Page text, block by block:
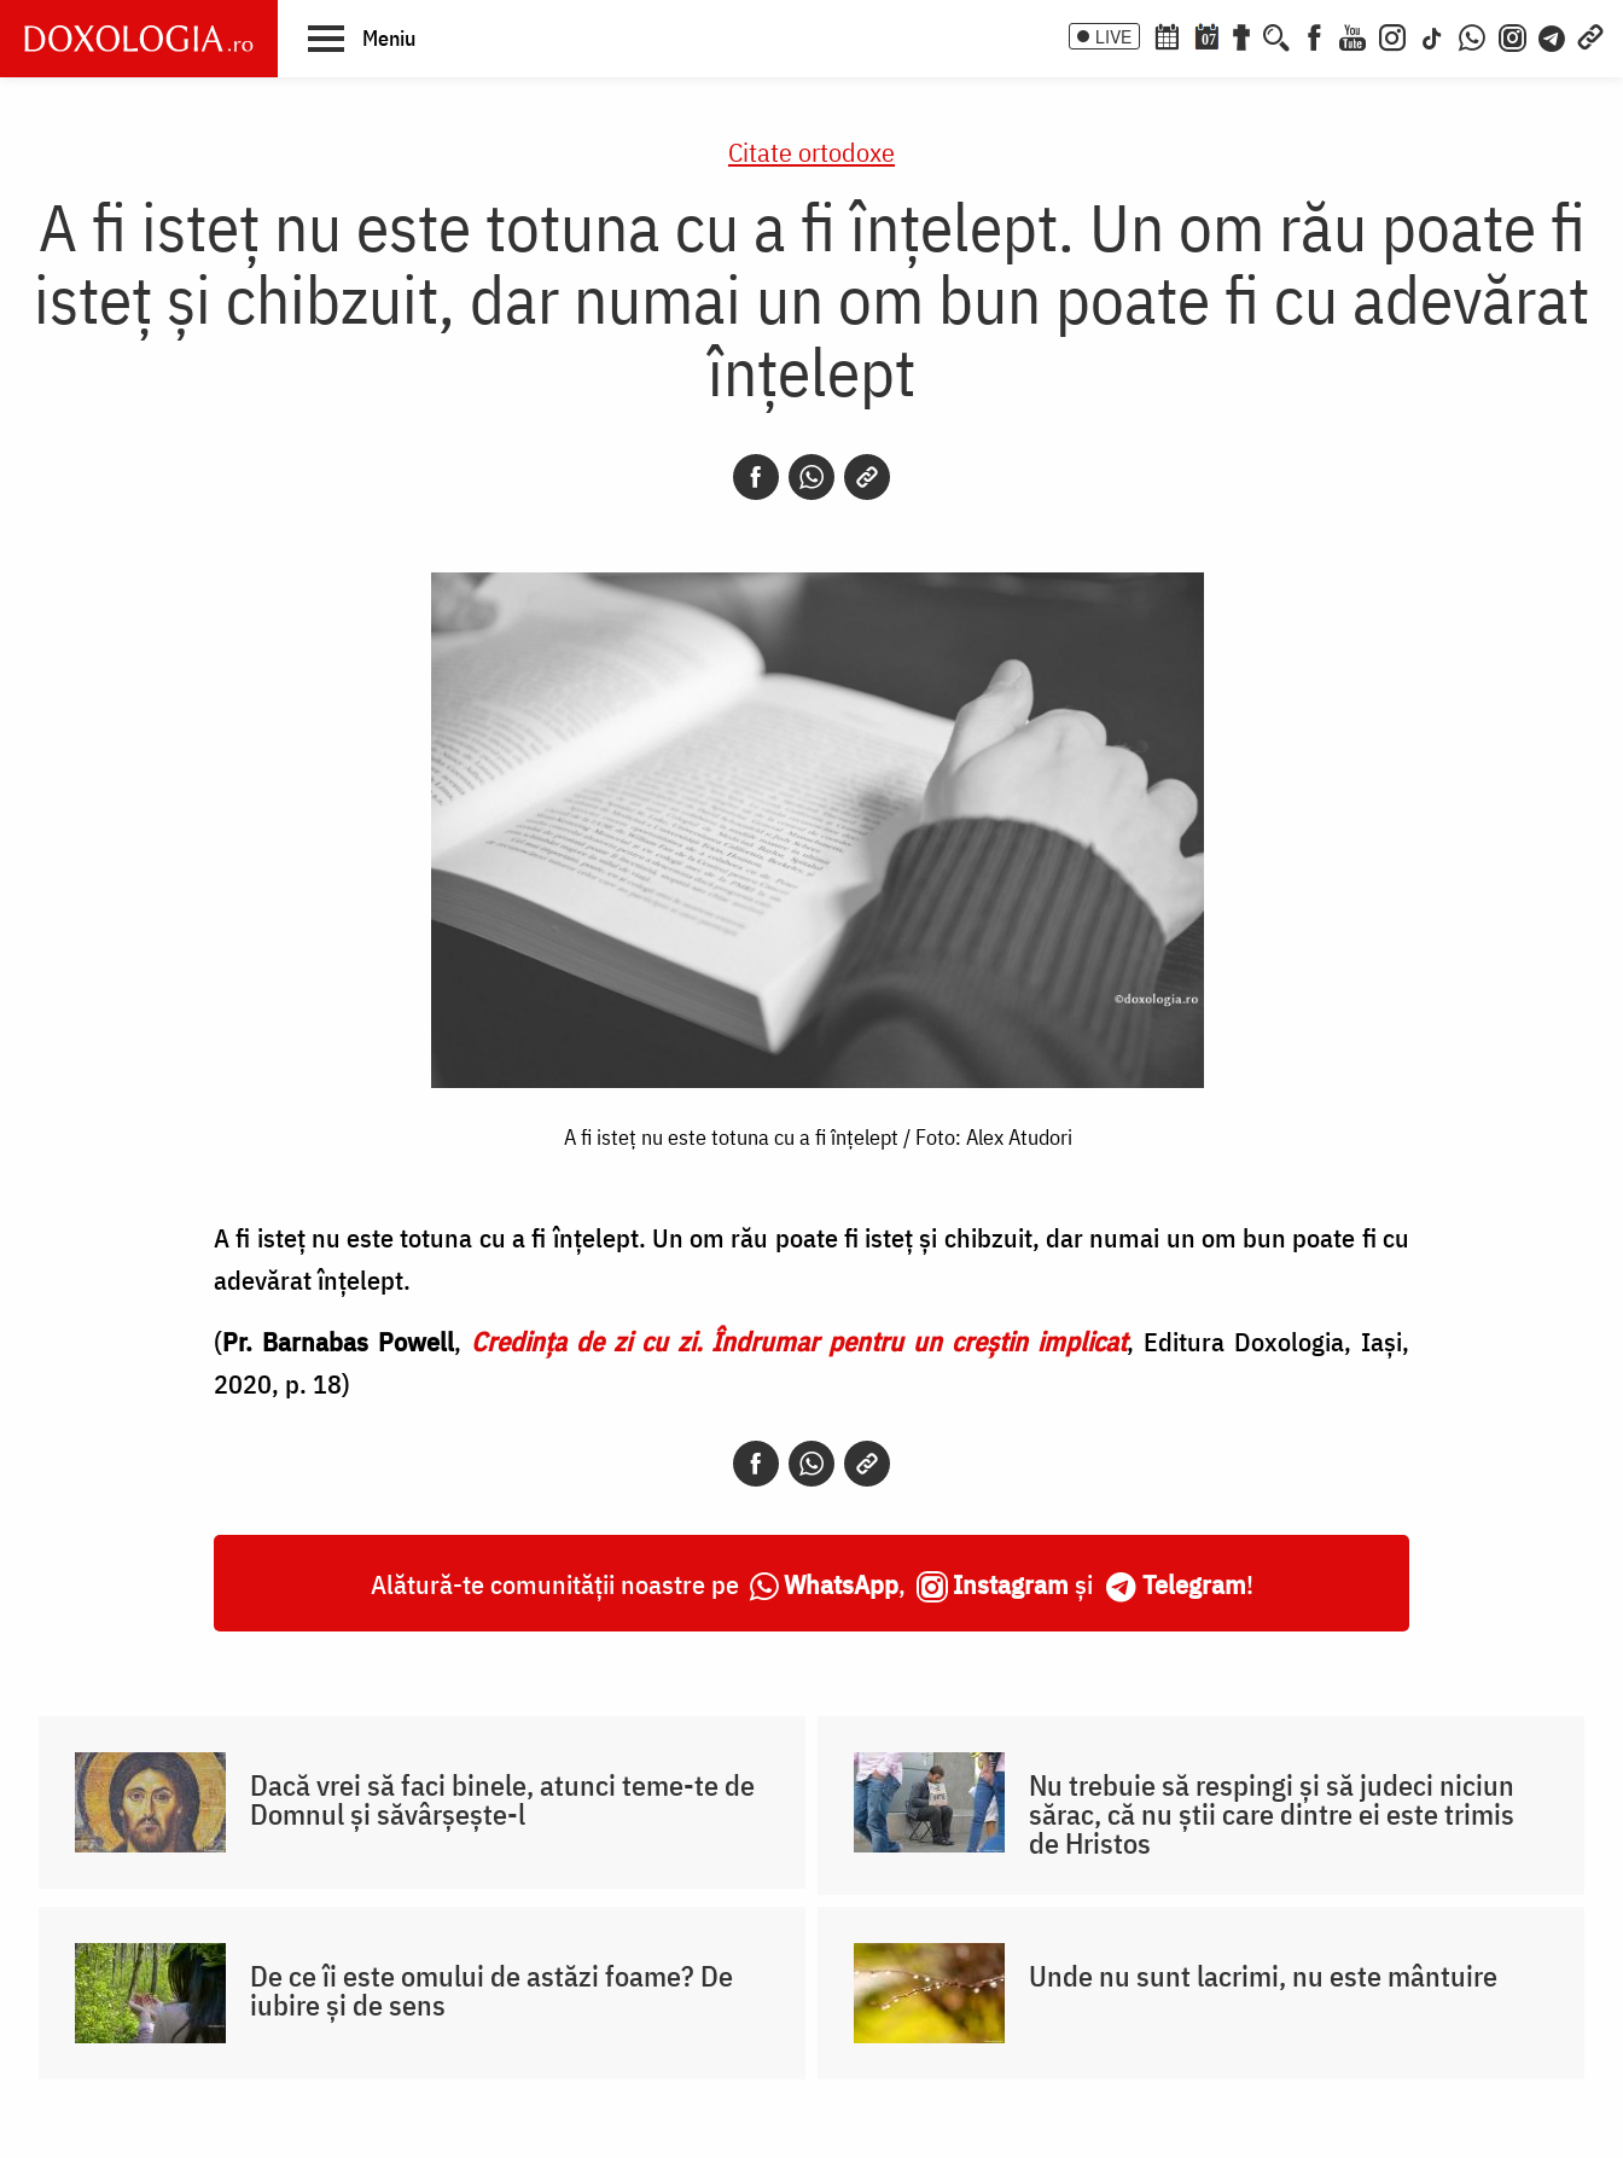
main
Meniu LIVE 07
Citate ortodoxe
A fi isteț nu este totuna cu a fi înțelept. Un om rău poate fi
isteț și chibzuit, dar numai un om bun poate fi cu adevărat
înțelept
A fi isteț nu este totuna cu a fi înțelept / Foto: Alex Atudori
A fi isteț nu este totuna cu a fi înțelept. Un om rău poate fi isteț și chibzuit, dar numai un om bun poate fi cu
adevărat înțelept.
(Pr. Barnabas Powell, Credința de zi cu zi. Îndrumar pentru un creștin implicat, Editura Doxologia, Iași,
2020, p. 18)
Alătură-te comunității noastre pe WhatsApp, Instagram și Telegram!
Dacă vrei să faci binele, atunci teme-te de
Domnul și săvârșește-l
Nu trebuie să respingi și să judeci niciun
sărac, că nu știi care dintre ei este trimis
de Hristos
De ce îi este omului de astăzi foame? De
iubire și de sens
Unde nu sunt lacrimi, nu este mântuire